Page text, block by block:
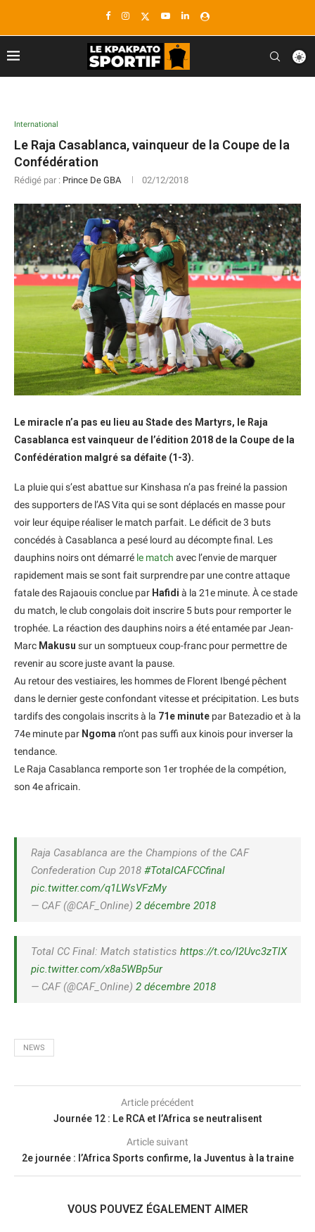
International
Le Raja Casablanca, vainqueur de la Coupe de la
Confédération
Rédigé par : Prince De GBA 02/12/2018
Le miracle n’a pas eu lieu au Stade des Martyrs, le Raja
Casablanca est vainqueur de l’édition 2018 de la Coupe de la
Confédération malgré sa défaite (1-3).
La pluie qui s’est abattue sur Kinshasa n’a pas freiné la passion
des supporters de l’AS Vita qui se sont déplacés en masse pour
voir leur équipe réaliser le match parfait. Le déficit de 3 buts
concédés à Casablanca a pesé lourd au décompte final. Les
dauphins noirs ont démarré le match avec l’envie de marquer
rapidement mais se sont fait surprendre par une contre attaque
fatale des Rajaouis conclue par Hafidi à la 21e minute. À ce stade
du match, le club congolais doit inscrire 5 buts pour remporter le
trophée. La réaction des dauphins noirs a été entamée par Jean-
Marc Makusu sur un somptueux coup-franc pour permettre de
revenir au score juste avant la pause.
Au retour des vestiaires, les hommes de Florent Ibengé pêchent
dans le dernier geste confondant vitesse et précipitation. Les buts
tardifs des congolais inscrits à la 71e minute par Batezadio et à la
74e minute par Ngoma n’ont pas suffi aux kinois pour inverser la
tendance.
Le Raja Casablanca remporte son 1er trophée de la compétion,
son 4e africain.
Raja Casablanca are the Champions of the CAF
Confederation Cup 2018 #TotalCAFCCfinal
pic.twitter.com/q1LWsVFzMy
— CAF (@CAF_Online) 2 décembre 2018
Total CC Final: Match statistics https://t.co/I2Uvc3zTlX
pic.twitter.com/x8a5WBp5ur
— CAF (@CAF_Online) 2 décembre 2018
NEWS
Article précédent
Journée 12 : Le RCA et l’Africa se neutralisent
Article suivant
2e journée : l’Africa Sports confirme, la Juventus à la traine
VOUS POUVEZ ÉGALEMENT AIMER